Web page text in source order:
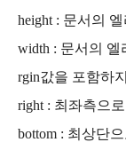
height : 문서의
width : 문서의 엘
rgin값을 포함하
right : 최좌측으
bottom : 최상단